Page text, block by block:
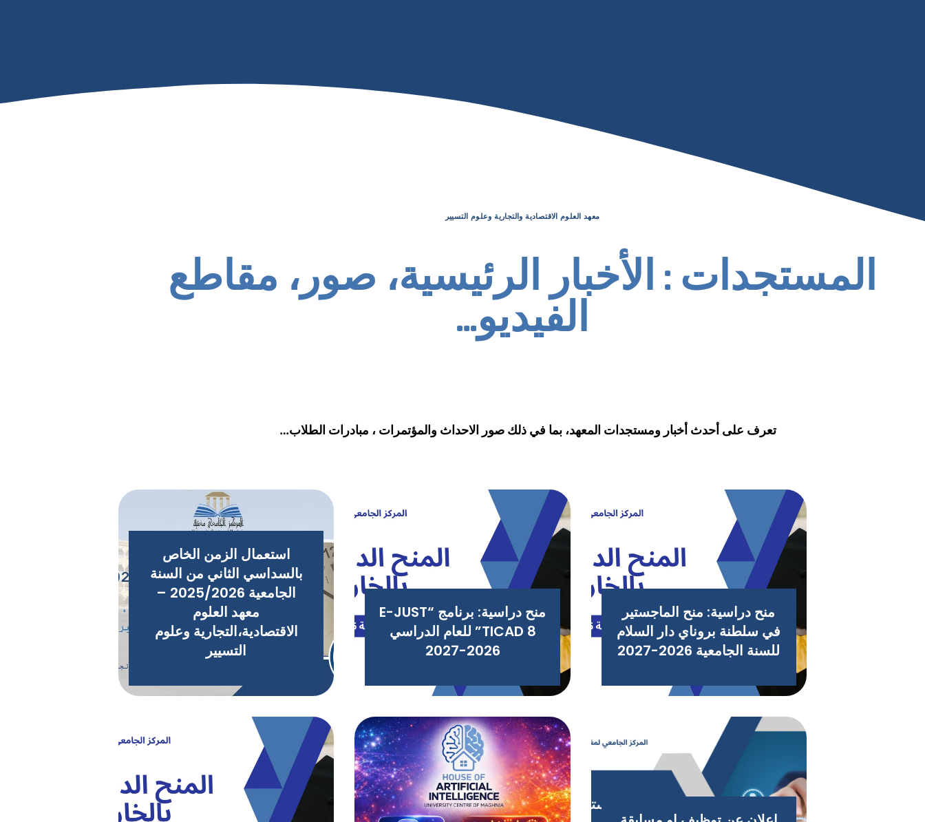
معهد العلوم الاقتصادية والتجارية وعلوم التسيير
المستجدات : الأخبار الرئيسية، صور، مقاطع
الفيديو...
تعرف على أحدث أخبار ومستجدات المعهد، بما في ذلك صور الاحداث والمؤتمرات ، مبادرات الطلاب…
منح دراسية: منح الماجستير
في سلطنة بروناي دار السلام
للسنة الجامعية 2026-2027
منح دراسية: برنامج “E-JUST
TICAD 8” للعام الدراسي
2026-2027
استعمال الزمن الخاص
بالسداسي الثاني من السنة
الجامعية 2025/2026 –
معهد العلوم
الاقتصادية،التجارية وعلوم
التسيير